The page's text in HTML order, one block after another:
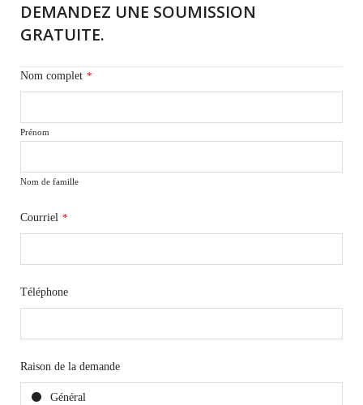
DEMANDEZ UNE SOUMISSION
GRATUITE.
Nom complet *
Prénom
Nom de famille
Courriel *
Téléphone
Raison de la demande
Général